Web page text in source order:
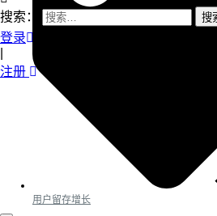
搜索：
登录
注册
用户留存增长